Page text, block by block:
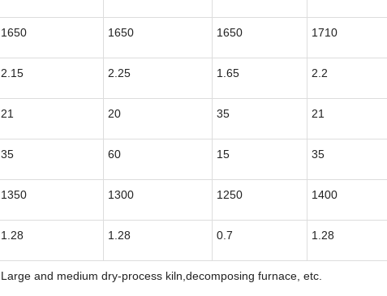
1650 1650 1650 1710
2.15 2.25 1.65 2.2
21 20 35 21
35 60 15 35
1350 1300 1250 1400
1.28 1.28 0.7 1.28
Large and medium dry-process kiln,decomposing furnace, etc.